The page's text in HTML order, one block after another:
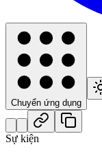
Chuyển ứng dụng
Sự kiện